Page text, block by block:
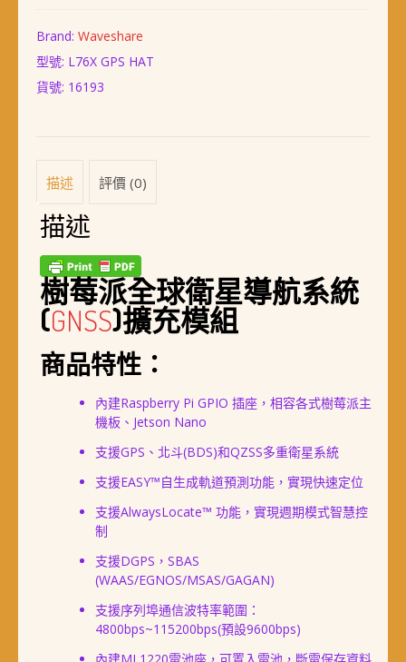
Brand: Waveshare
型號: L76X GPS HAT
貨號: 16193
描述 評價 (0)
描述
樹莓派全球衛星導航系統
(GNSS)擴充模組
商品特性：
內建Raspberry Pi GPIO 插座，相容各式樹莓派主
機板、Jetson Nano
支援GPS、北斗(BDS)和QZSS多重衛星系統
支援EASY™自生成軌道預測功能，實現快速定位
支援AlwaysLocate™ 功能，實現週期模式智慧控
制
支援DGPS，SBAS
(WAAS/EGNOS/MSAS/GAGAN)
支援序列埠通信波特率範圍：
4800bps~115200bps(預設9600bps)